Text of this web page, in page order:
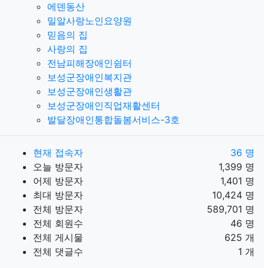
에덴동산
밀알사랑노인요양원
믿음의 집
사랑의 집
전남피해장애인쉼터
보성군장애인복지관
보성군장애인생활관
보성군장애인직업재활센터
발달장애인통합돌봄서비스-3호
현재 접속자
36 명
오늘 방문자
1,399 명
어제 방문자
1,401 명
최대 방문자
10,424 명
전체 방문자
589,701 명
전체 회원수
46 명
전체 게시물
625 개
전체 댓글수
1 개